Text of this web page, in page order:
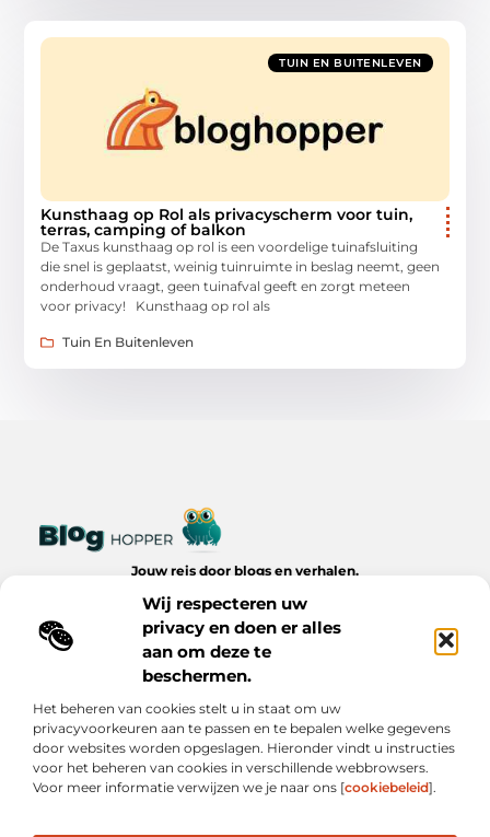
Wij respecteren uw
privacy en doen er alles
aan om deze te
beschermen.
Het beheren van cookies stelt u in staat om uw
privacyvoorkeuren aan te passen en te bepalen welke gegevens
door websites worden opgeslagen. Hieronder vindt u instructies
voor het beheren van cookies in verschillende webbrowsers.
Voor meer informatie verwijzen we je naar ons [cookiebeleid].
TUIN EN BUITENLEVEN
Kunsthaag op Rol als privacyscherm voor tuin,
terras, camping of balkon
De Taxus kunsthaag op rol is een voordelige tuinafsluiting
die snel is geplaatst, weinig tuinruimte in beslag neemt, geen
onderhoud vraagt, geen tuinafval geeft en zorgt meteen
voor privacy! Kunsthaag op rol als
Tuin En Buitenleven
Jouw reis door blogs en verhalen.
dagelijks leven op Bloghopper.nl.
Bericht categorie
Onze informatie